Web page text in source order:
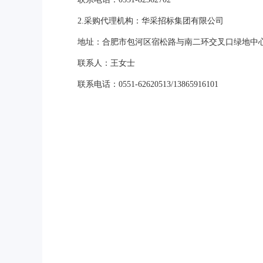
2.采购代理机构：华采招标集团有限公司
地址：合肥市包河区宿松路与南二环交叉口绿地中
联系人：王女士
联系电话：0551-62620513/13865916101